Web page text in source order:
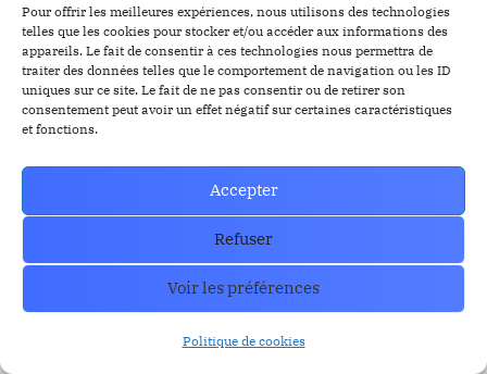
Pour offrir les meilleures expériences, nous utilisons des technologies
telles que les cookies pour stocker et/ou accéder aux informations des
appareils. Le fait de consentir à ces technologies nous permettra de
traiter des données telles que le comportement de navigation ou les ID
uniques sur ce site. Le fait de ne pas consentir ou de retirer son
consentement peut avoir un effet négatif sur certaines caractéristiques
et fonctions.
Accepter
Refuser
Voir les préférences
Politique de cookies